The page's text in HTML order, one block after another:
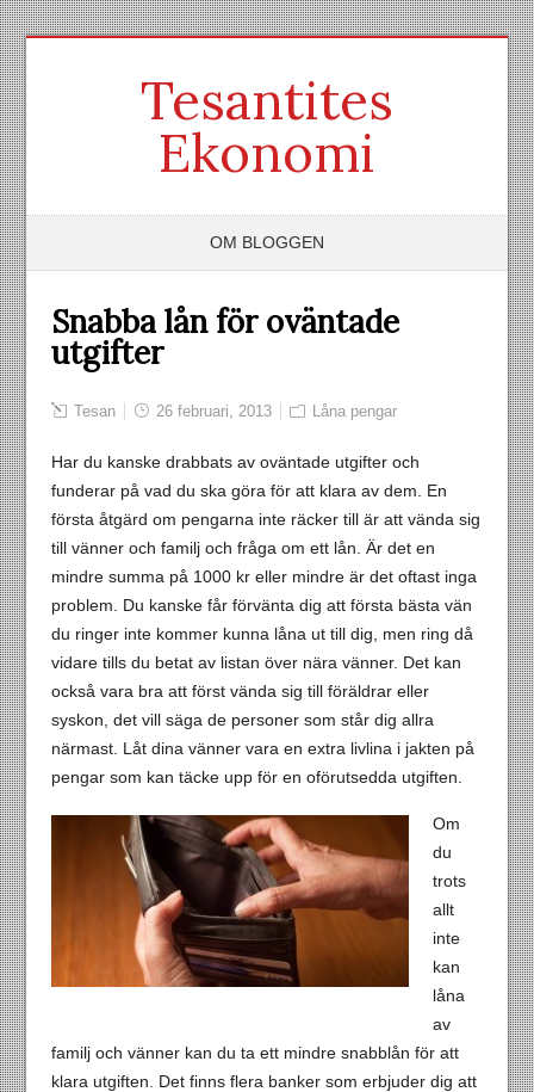
Tesantites
Ekonomi
OM BLOGGEN
Snabba lån för oväntade
utgifter
Tesan 26 februari, 2013 Låna pengar
Har du kanske drabbats av oväntade utgifter och
funderar på vad du ska göra för att klara av dem. En
första åtgärd om pengarna inte räcker till är att vända sig
till vänner och familj och fråga om ett lån. Är det en
mindre summa på 1000 kr eller mindre är det oftast inga
problem. Du kanske får förvänta dig att första bästa vän
du ringer inte kommer kunna låna ut till dig, men ring då
vidare tills du betat av listan över nära vänner. Det kan
också vara bra att först vända sig till föräldrar eller
syskon, det vill säga de personer som står dig allra
närmast. Låt dina vänner vara en extra livlina i jakten på
pengar som kan täcke upp för en oförutsedda utgiften.
Om
du
trots
allt
inte
kan
låna
av
familj och vänner kan du ta ett mindre snabblån för att
klara utgiften. Det finns flera banker som erbjuder dig att